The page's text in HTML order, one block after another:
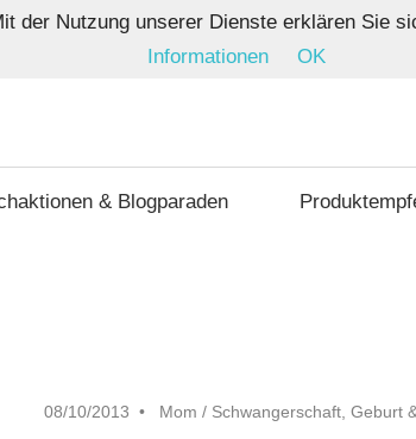
& Blogparaden
08/10/2013 Mom / Schwangerschaft, Geburt
der Nutzung unserer Dienste erklären Sie
Informationen
OK